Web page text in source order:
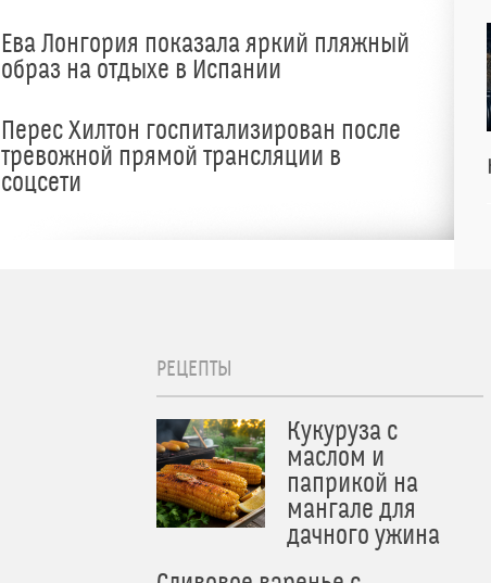
Ева Лонгория показала яркий пляжный
образ на отдыхе в Испании
Перес Хилтон госпитализирован после
тревожной прямой трансляции в
соцсети
РЕЦЕПТЫ
Кукуруза с
маслом и
паприкой на
мангале для
дачного ужина